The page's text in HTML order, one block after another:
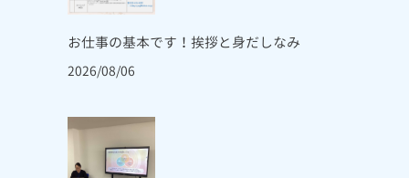
お仕事の基本です！挨拶と身だしなみ
2026/08/06